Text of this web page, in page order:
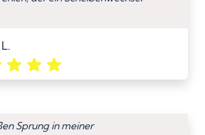
Sprung in meiner